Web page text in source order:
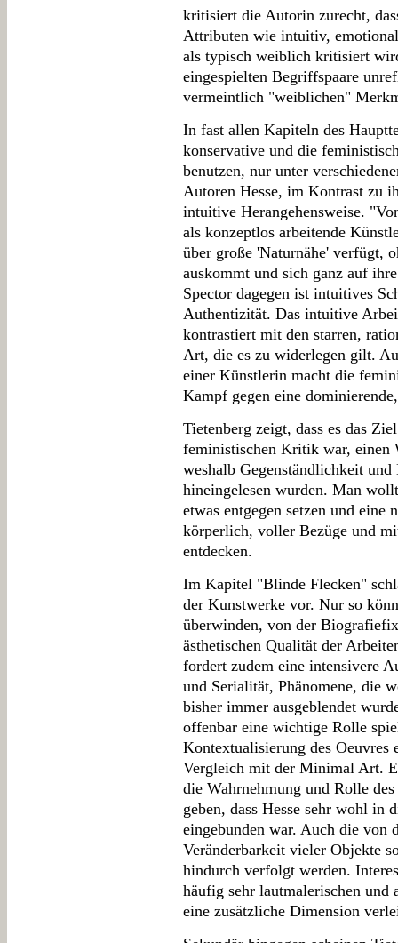
kritisiert die Autorin zurecht,
Attributen wie intuitiv,
als typisch weiblich kritisiert
eingespielten Begriffspaare
vermeintlich "weiblichen"
In fast allen Kapiteln des
konservative und die
benutzen, nur unter
Autoren Hesse, im Kontrast zu
intuitive Herangehensweise.
als konzeptlos arbeitende
über große 'Naturnähe' verfügt,
auskommt und sich ganz auf
Spector dagegen ist intuitives
Authentizität. Das intuitive
kontrastiert mit den starren,
Art, die es zu widerlegen gilt.
einer Künstlerin macht die
Kampf gegen eine
Tietenberg zeigt, dass es das
feministischen Kritik war,
weshalb Gegenständlichkeit
hineingelesen wurden. Man
etwas entgegen setzen und
körperlich, voller Bezüge und
entdecken.
Im Kapitel "Blinde Flecken"
der Kunstwerke vor. Nur so
überwinden, von der
ästhetischen Qualität der
fordert zudem eine intensivere
und Serialität, Phänomene, die
bisher immer ausgeblendet
offenbar eine wichtige Rolle
Kontextualisierung des Oeuvres
Vergleich mit der Minimal Art.
die Wahrnehmung und Rolle
geben, dass Hesse sehr wohl in
eingebunden war. Auch die von
Veränderbarkeit vieler Objekte
hindurch verfolgt werden.
häufig sehr lautmalerischen und
eine zusätzliche Dimension